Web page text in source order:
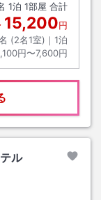
1泊 1部屋 合計
15,200円
(2名1室)｜ 1泊
円〜7,600円
ル